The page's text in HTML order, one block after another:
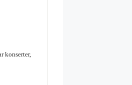
konserter,